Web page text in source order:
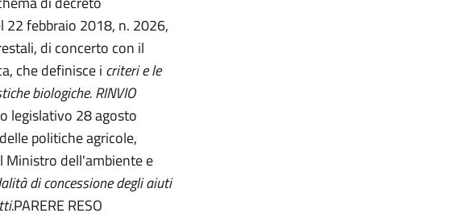
febbraio 2018, n. 2026,
di concerto con il
che definisce i criteri e le
biologiche. RINVIO
legislativo 28 agosto
politiche agricole,
Ministro dell'ambiente e
di concessione degli aiuti
PARERE RESO